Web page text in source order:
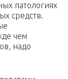
патологиях
средств.
чем
надо